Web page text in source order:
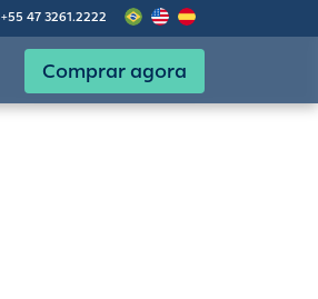
+55 47 3261.2222
Comprar agora